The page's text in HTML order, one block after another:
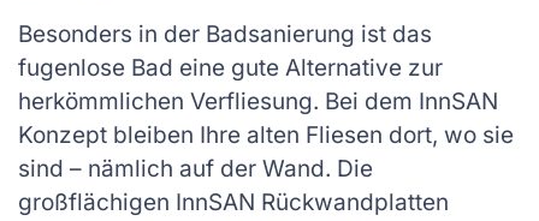
Besonders in der Badsanierung ist das
fugenlose Bad eine gute Alternative zur
herkömmlichen Verfliesung. Bei dem InnSAN
Konzept bleiben Ihre alten Fliesen dort, wo sie
sind – nämlich auf der Wand. Die
großflächigen InnSAN Rückwandplatten